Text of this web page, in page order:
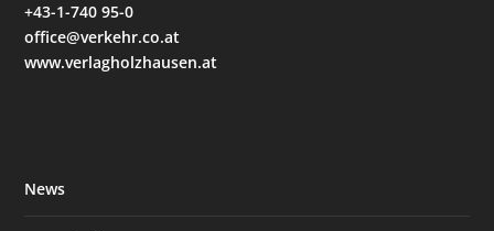
+43-1-740 95-0
office@verkehr.co.at
www.verlagholzhausen.at
News